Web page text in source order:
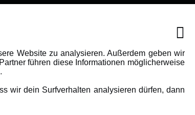
Zubehör
Nutzfahrzeuge
Website zu analysieren. Außerdem geben wir
führen diese Informationen möglicherweise
wir dein Surfverhalten analysieren dürfen, dann